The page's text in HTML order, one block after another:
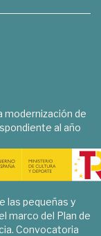
modernización de
al año
las pequeñas y
marco del Plan de
Convocatoria